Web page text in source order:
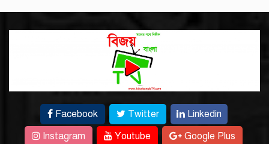
Facebook Twitter
Linkedin
Instagram
Youtube Google Plus